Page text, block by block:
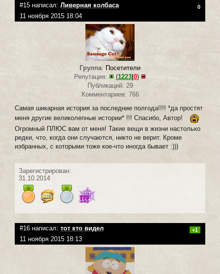
#15 написал: Ливерная колбаса 0
11 ноября 2015 18:04
Группа: Посетители
Репутация:
(1223|0)
Публикаций: 29
Комментариев: 766
Самая шикарная история за последние полгода!!!! *да простят
меня другие великолепные истории* !!! Спасибо, Автор!
Огромный ПЛЮС вам от меня! Такие вещи в жизни настолько
редки, что, когда они случаются, никто не верит. Кроме
избранных, с которыми тоже кое-что иногда бывает :)))
Зарегистрирован:
31.10.2014
#16 написал: тот кто видел +1
11 ноября 2015 18:13